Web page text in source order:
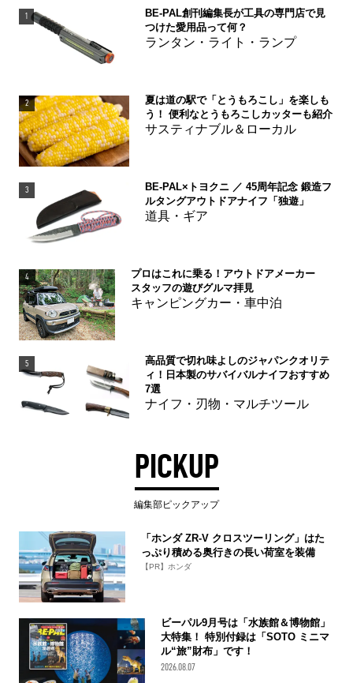
1
BE-PAL創刊編集長が工具の専門店で見
つけた愛用品って何？
ランタン・ライト・ランプ
2
夏は道の駅で「とうもろこし」を楽しも
う！ 便利なとうもろこしカッターも紹介
サスティナブル＆ローカル
3
BE-PAL×トヨクニ ／ 45周年記念 鍛造フ
ルタングアウトドアナイフ「独遊」
道具・ギア
4
プロはこれに乗る！アウトドアメーカー
スタッフの遊びグルマ拝見
キャンピングカー・車中泊
5
高品質で切れ味よしのジャパンクオリテ
ィ！日本製のサバイバルナイフおすすめ
7選
ナイフ・刃物・マルチツール
PICKUP
編集部ピックアップ
「ホンダ ZR-V クロスツーリング」はた
っぷり積める奥行きの長い荷室を装備
【PR】ホンダ
ビーパル9月号は「水族館＆博物館」
大特集！ 特別付録は「SOTO ミニマ
ル“旅”財布」です！
2026.08.07